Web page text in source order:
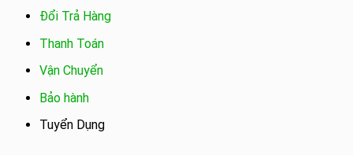
Đổi Trả Hàng
Thanh Toán
Vận Chuyển
Bảo hành
Tuyển Dụng